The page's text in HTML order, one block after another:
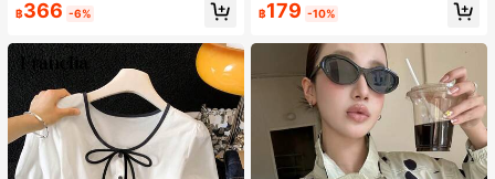
ทจสำหรับฤดูรับปริญญา, เทศกาลดนตร
ี, การแข่งม้าดาร์บี้, วันประกาศอิสรภาพ
฿366 -6% ฿179 -10%